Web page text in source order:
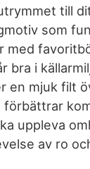
till
som
med
bra i
en mjuk filt
förbättrar
uppleva
av ro